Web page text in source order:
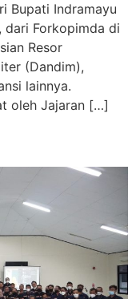
Bupati Indramayu
dari Forkopimda di
Resor
(Dandim),
lainnya.
oleh Jajaran […]